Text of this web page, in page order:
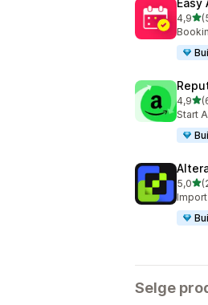
Easy
4,9av
Totalt
4,9av
Totalt
Start
5,0av
Totalt
Selge